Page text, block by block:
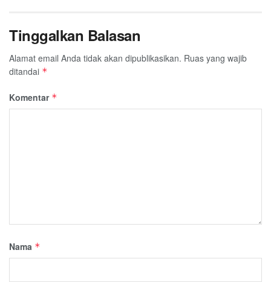
Tinggalkan Balasan
Alamat email Anda tidak akan dipublikasikan. Ruas yang wajib
ditandai *
Komentar *
Nama *